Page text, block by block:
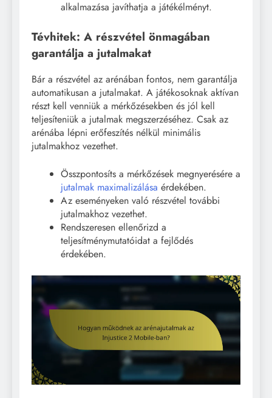
alkalmazása javíthatja a játékélményt.
Tévhitek: A részvétel önmagában
garantálja a jutalmakat
Bár a részvétel az arénában fontos, nem garantálja
automatikusan a jutalmakat. A játékosoknak aktívan
részt kell venniük a mérkőzésekben és jól kell
teljesíteniük a jutalmak megszerzéséhez. Csak az
arénába lépni erőfeszítés nélkül minimális
jutalmakhoz vezethet.
Összpontosíts a mérkőzések megnyerésére a
jutalmak maximalizálása érdekében.
Az eseményeken való részvétel további
jutalmakhoz vezethet.
Rendszeresen ellenőrizd a
teljesítménymutatóidat a fejlődés
érdekében.